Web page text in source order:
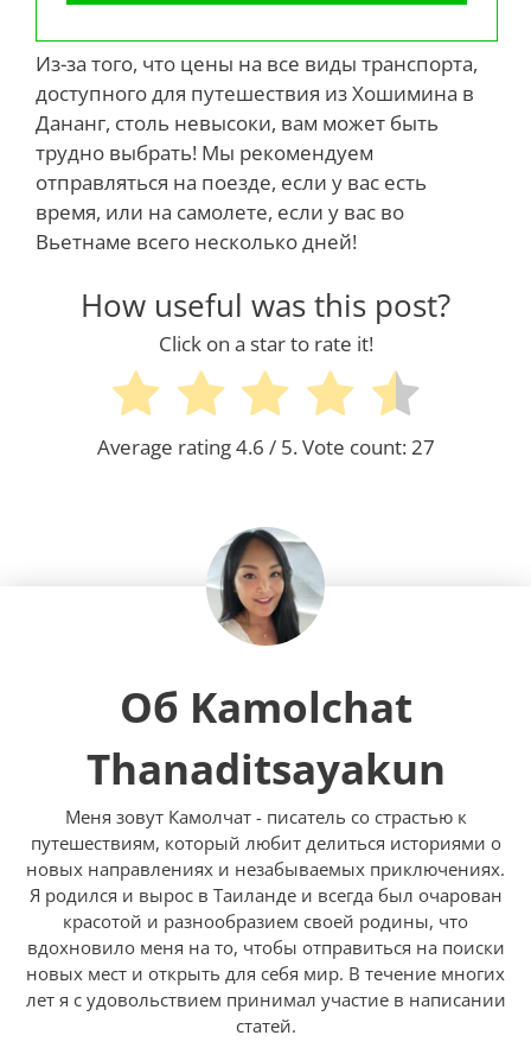
Из-за того, что цены на все виды транспорта,
доступного для путешествия из Хошимина в
Дананг, столь невысоки, вам может быть
трудно выбрать! Мы рекомендуем
отправляться на поезде, если у вас есть
время, или на самолете, если у вас во
Вьетнаме всего несколько дней!
How useful was this post?
Click on a star to rate it!
Average rating4.6 / 5. Vote count:27
Об Kamolchat
Thanaditsayakun
Меня зовут Камолчат - писатель со страстью к
путешествиям, который любит делиться историями о
новых направлениях и незабываемых приключениях.
Я родился и вырос в Таиланде и всегда был очарован
красотой и разнообразием своей родины, что
вдохновило меня на то, чтобы отправиться на поиски
новых мест и открыть для себя мир. В течение многих
лет я с удовольствием принимал участие в написании
статей.